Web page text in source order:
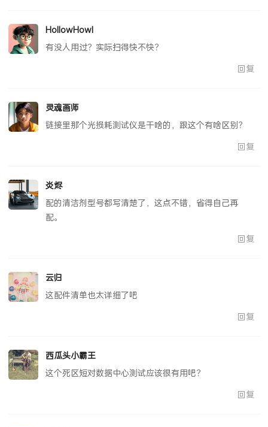
HollowHowl
有没人用过？实际扫得快不快？
回复
灵魂画师
链接里那个光损耗测试仪是干啥的，跟这个有啥区别？
回复
炎烬
配的清洁剂型号都写清楚了，这点不错，省得自己再
配。
回复
云归
这配件清单也太详细了吧
回复
西瓜头小霸王
这个死区短对数据中心测试应该很有用吧？
回复